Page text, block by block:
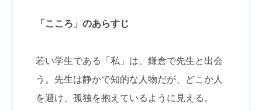
「こころ」のあらすじ
若い学生である「私」は、鎌倉で先生と出会
う。先生は静かで知的な人物だが、どこか人
を避け、孤独を抱えているように見える。